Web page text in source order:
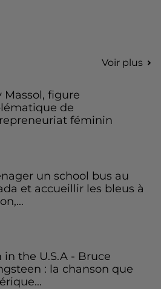
Voir plus
Massol, figure
de
féminin
un school bus au
et accueillir les bleus à
in the U.S.A - Bruce
: la chanson que